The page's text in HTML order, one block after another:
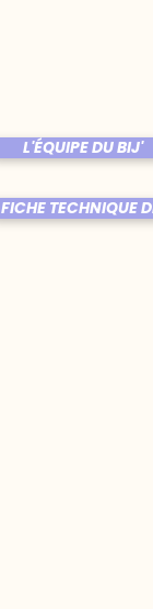
L'ÉQUIPE DU BIJ'
FICHE TECHNIQUE